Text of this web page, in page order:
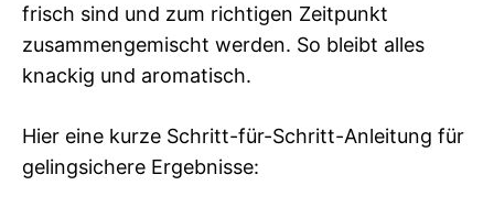
frisch sind und zum richtigen Zeitpunkt
zusammengemischt werden. So bleibt alles
knackig und aromatisch.
Hier eine kurze Schritt-für-Schritt-Anleitung für
gelingsichere Ergebnisse: